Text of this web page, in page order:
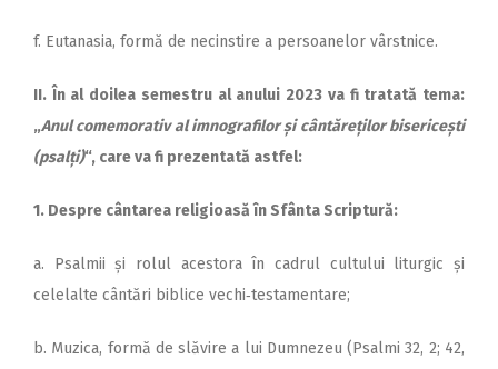
f. Eutanasia, formă de necinstire a persoanelor vârstnice.
II. În al doilea semestru al anului 2023 va fi tratată tema:
„Anul comemorativ al imnografilor și cântăreților bisericești
(psalți)“, care va fi prezentată astfel:
1. Despre cântarea religioasă în Sfânta Scrip­tură:
a. Psalmii și rolul acestora în cadrul cultului liturgic și
celelalte cântări biblice vechi‑testamentare;
b. Muzica, formă de slăvire a lui Dumnezeu (Psalmi 32, 2; 42,